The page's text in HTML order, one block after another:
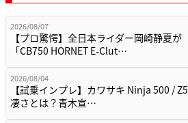
2026/08/07
【プロ驚愕】全日本ライダー岡崎静夏が
「CB750 HORNET E-Clut…
2026/08/04
【試乗インプレ】カワサキ Ninja 500 /
凄さとは？青木宣…